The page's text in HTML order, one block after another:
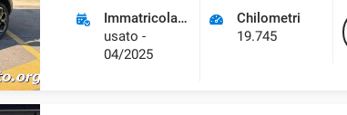
Immatricolazione
usato -
04/2025
Chilometri
19.745